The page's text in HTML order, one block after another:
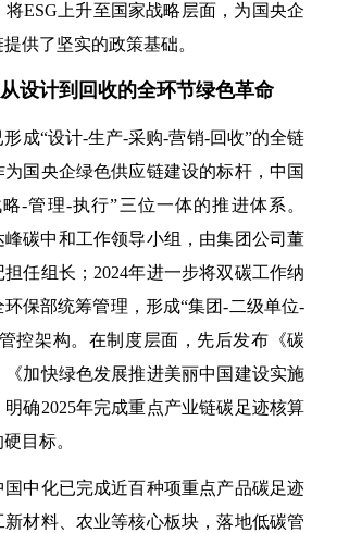
ESG上升至国家战略层面，为国央企
供了坚实的政策基础。
设计到回收的全环节绿色革命
成“设计-生产-采购-营销-回收”的全链
国央企绿色供应链建设的标杆，中国
-管理-执行”三位一体的推进体系。
峰碳中和工作领导小组，由集团公司董
任组长；2024年进一步将双碳工作纳
环保部统筹管理，形成“集团-二级单位-
控架构。在制度层面，先后发布《碳
加快绿色发展推进美丽中国建设实施
确2025年完成重点产业链碳足迹核算
目标。
中化已完成近百种项重点产品碳足迹
材料、农业等核心板块，落地低碳管